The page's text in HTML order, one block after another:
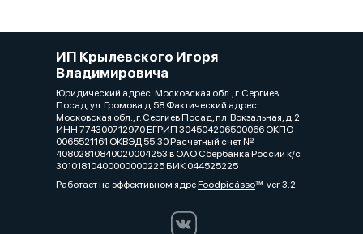
ИП Крылевского Игоря
Владимировича
Юридический адрес: Московская обл., г. Сергиев
Посад, ул. Громова д.58 Фактический адрес:
Московская обл., г. Сергиев Посад, пл. Вокзальная, д.2
ИНН 774300712970 ЕГРИП 304504206500066 ОКПО
0065521161 ОКВЭД 55.30 Расчетный счет №
40802810840020004253 в ОАО Сбербанка России к/с
30101810400000000225 БИК 044525225
Работает на эффективном ядреFoodpicássover. 3.2